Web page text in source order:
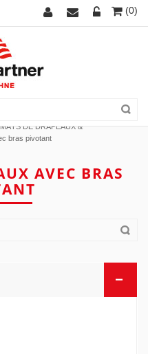
(0)
MÂTS DE DRAPEAUX &
bras pivotant
AVEC BRAS
–